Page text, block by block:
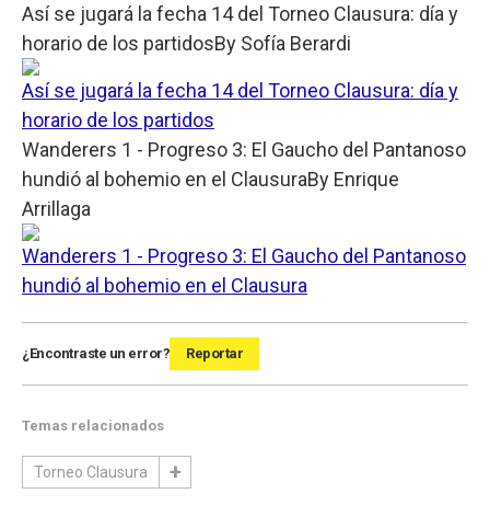
Así se jugará la fecha 14 del Torneo Clausura: día y
horario de los partidosBy Sofía Berardi
Así se jugará la fecha 14 del Torneo Clausura: día y
horario de los partidos
Wanderers 1 - Progreso 3: El Gaucho del Pantanoso
hundió al bohemio en el ClausuraBy Enrique
Arrillaga
Wanderers 1 - Progreso 3: El Gaucho del Pantanoso
hundió al bohemio en el Clausura
¿Encontraste un error? Reportar
Temas relacionados
Torneo Clausura